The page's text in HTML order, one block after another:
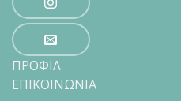
ΠΡΟΦΙΛ
ΕΠΙΚΟΙΝΩΝΙΑ